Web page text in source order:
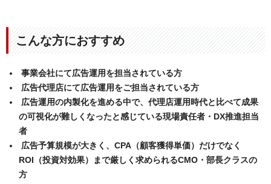
こんな方におすすめ
事業会社にて広告運用を担当されている方
広告代理店にて広告運用をご担当されている方
広告運用の内製化を進める中で、代理店運用時代と比べて成果
の可視化が難しくなったと感じている現場責任者・DX推進担当
者
広告予算規模が大きく、CPA（顧客獲得単価）だけでなく
ROI（投資対効果）まで厳しく求められるCMO・部長クラスの
方